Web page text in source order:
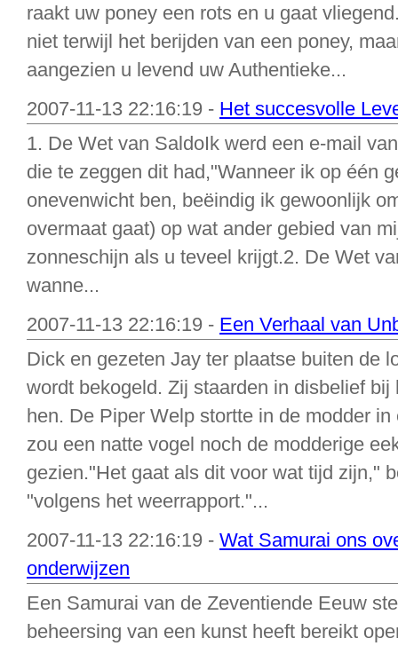
raakt uw poney een rots en u gaat
niet terwijl het berijden van een poney,
aangezien u levend uw Authentieke...
2007-11-13 22:16:19 - Het succesvolle
1. De Wet van SaldoIk werd een e-mail
die te zeggen dit had,"Wanneer ik op één
onevenwicht ben, beëindig ik gewoonlijk
overmaat gaat) op wat ander gebied van
zonneschijn als u teveel krijgt.2. De Wet
wanne...
2007-11-13 22:16:19 - Een Verhaal van
Dick en gezeten Jay ter plaatse buiten de
wordt bekogeld. Zij staarden in disbelief
hen. De Piper Welp stortte in de modder
zou een natte vogel noch de modderige
gezien."Het gaat als dit voor wat tijd zijn,"
"volgens het weerrapport."...
2007-11-13 22:16:19 - Wat Samurai ons
onderwijzen
Een Samurai van de Zeventiende Eeuw
beheersing van een kunst heeft bereikt